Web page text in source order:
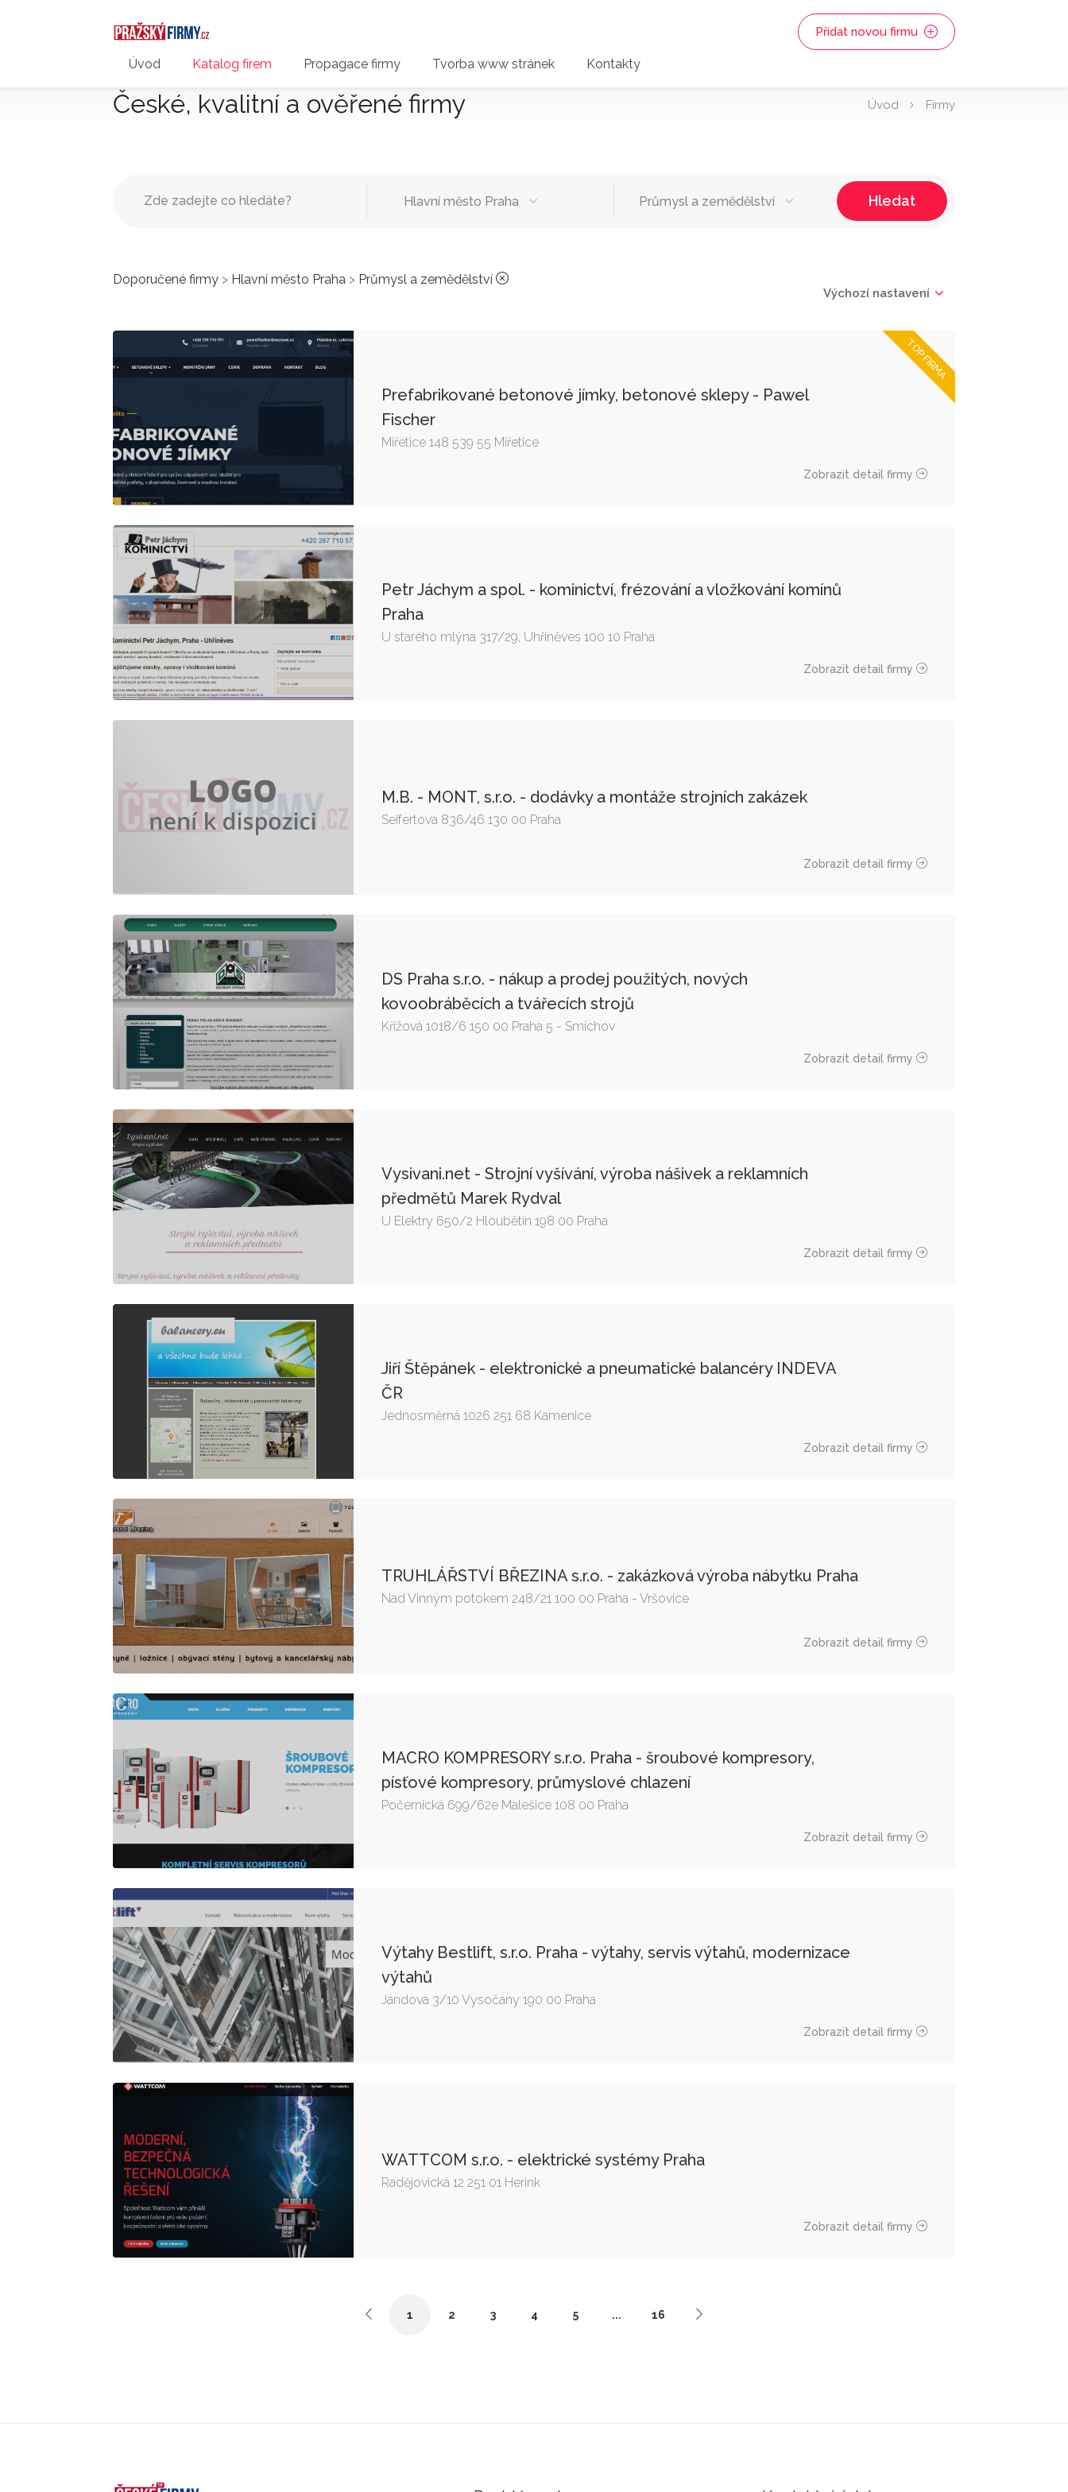
Úvod Katalog firem Propagace firmy Tvorba www stránek Kontakty
Přidat novou firmu
České, kvalitní a ověřené firmy Úvod Firmy
Hlavní město Praha Průmysl a zemědělství Hledat
Doporučené firmy > Hlavní město Praha > Průmysl a zemědělství
Výchozí nastavení
TOP FIRMA
Prefabrikované betonové jímky, betonové sklepy - Pawel
Fischer
Miřetice 148 539 55 Miřetice
Zobrazit detail firmy
Petr Jáchym a spol. - kominictví, frézování a vložkování komínů
Praha
U starého mlýna 317/29, Uhříněves 100 10 Praha
Zobrazit detail firmy
M.B. - MONT, s.r.o. - dodávky a montáže strojních zakázek
Seifertova 836/46 130 00 Praha
Zobrazit detail firmy
DS Praha s.r.o. - nákup a prodej použitých, nových
kovoobráběcích a tvářecích strojů
Křížová 1018/6 150 00 Praha 5 - Smíchov
Zobrazit detail firmy
Vysivani.net - Strojní vyšívání, výroba nášivek a reklamních
předmětů Marek Rydval
U Elektry 650/2 Hloubětín 198 00 Praha
Zobrazit detail firmy
Jiří Štěpánek - elektronické a pneumatické balancéry INDEVA
ČR
Jednosměrná 1026 251 68 Kamenice
Zobrazit detail firmy
TRUHLÁŘSTVÍ BŘEZINA s.r.o. - zakázková výroba nábytku Praha
Nad Vinným potokem 248/21 100 00 Praha - Vršovice
Zobrazit detail firmy
MACRO KOMPRESORY s.r.o. Praha - šroubové kompresory,
písťové kompresory, průmyslové chlazení
Počernická 699/62e Malešice 108 00 Praha
Zobrazit detail firmy
Výtahy Bestlift, s.r.o. Praha - výtahy, servis výtahů, modernizace
výtahů
Jandova 3/10 Vysočany 190 00 Praha
Zobrazit detail firmy
WATTCOM s.r.o. - elektrické systémy Praha
Radějovická 12 251 01 Herink
Zobrazit detail firmy
1 2 3 4 5 ... 16